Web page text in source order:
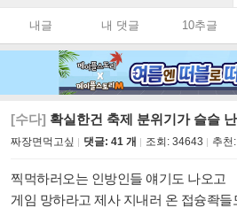
내글 내 댓글 10추글
[수다] 확실한건 축제 분위기가 슬슬
짜장면먹고싶 댓글: 41 개 조회: 34643 추천:
찍먹하러오는 인방인들 얘기도 나오고
게임 망하라고 제사 지내러 온 접슝좍들